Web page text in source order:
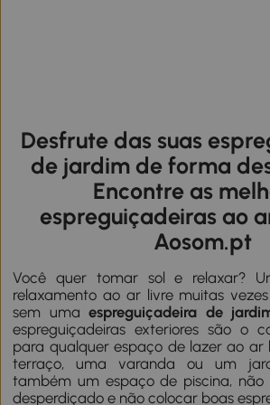
Desfrute das suas
de jardim de forma
Encontre as
espreguiçadeiras ao
Aosom.pt
Você quer tomar sol e relaxar?
relaxamento ao ar livre muitas
sem umaespreguiçadeira de
espreguiçadeiras exteriores são o
para qualquer espaço de lazer ao ar
terraço, uma varanda ou um
também um espaço de piscina, não
desperdiçado e não colocar boas